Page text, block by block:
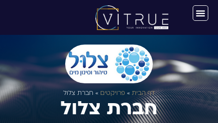
דף הבית » פרויקטים » חברת צלול
חברת צלול